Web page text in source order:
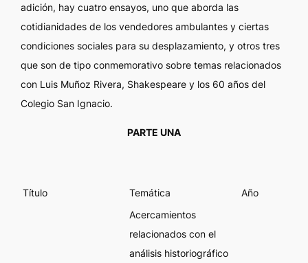
adición, hay cuatro ensayos, uno que aborda las
cotidianidades de los vendedores ambulantes y ciertas
condiciones sociales para su desplazamiento, y otros tres
que son de tipo conmemorativo sobre temas relacionados
con Luis Muñoz Rivera, Shakespeare y los 60 años del
Colegio San Ignacio.
PARTE UNA
Título Temática
Año
Acercamientos
relacionados con el
análisis historiográfico